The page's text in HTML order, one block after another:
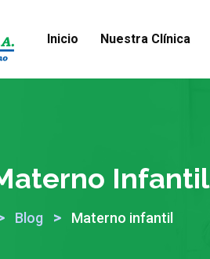
Inicio Nuestra Clínica
Infantil
Blog > Materno infantil